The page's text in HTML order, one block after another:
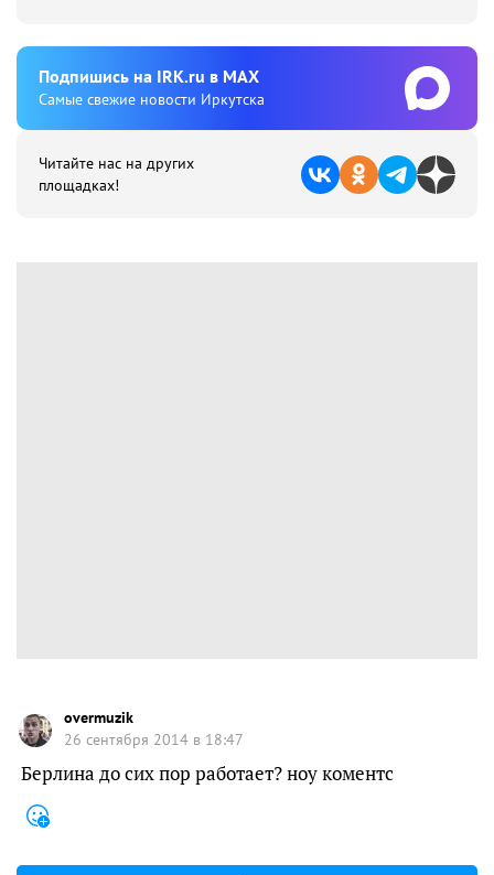
Подпишиcь на IRK.ru в MAX
Cамые свежие новости Иркутска
Читайте нас на других
площадках!
overmuzik
26 сентября 2014 в 18:47
Берлина до сих пор работает? ноу коментс